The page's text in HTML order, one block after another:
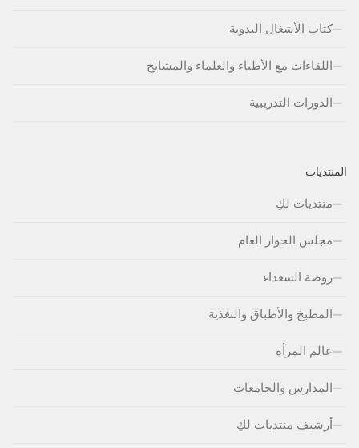
كتاب الأشغال اليدوية
اللقاءات مع الأطباء والعلماء والمشايخ
الدورات التدريبية
المنتديات
منتديات لكِ
مجلس الحوار العام
روضة السعداء
المطبخ والأطباق والتغذية
عالم المرأة
المدارس والجامعات
أرشيف منتديات لكِ